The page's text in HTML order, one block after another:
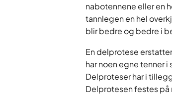
nabotennene eller en
tannlegen en hel
blir bedre og bedre i
En delprotese
har noen egne tenner
Delproteser har i
Delprotesen festes